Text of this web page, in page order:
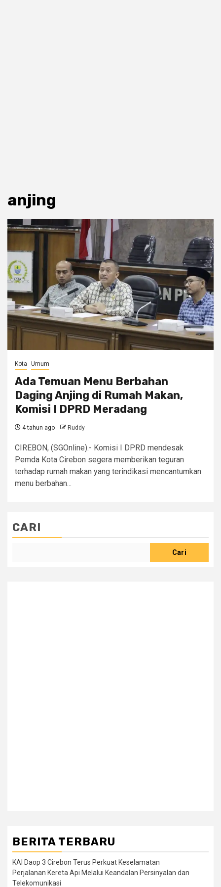
anjing
Kota Umum
Ada Temuan Menu Berbahan
Daging Anjing di Rumah Makan,
Komisi I DPRD Meradang
4 tahun ago Ruddy
CIREBON, (SGOnline).- Komisi I DPRD mendesak
Pemda Kota Cirebon segera memberikan teguran
terhadap rumah makan yang terindikasi mencantumkan
menu berbahan...
CARI
Cari
BERITA TERBARU
KAI Daop 3 Cirebon Terus Perkuat Keselamatan
Perjalanan Kereta Api Melalui Keandalan Persinyalan dan
Telekomunikasi